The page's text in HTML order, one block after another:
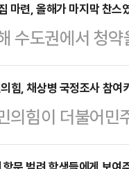
일 공식 인스타
물을 게재했다
상에 참석해 혼
델 문가비와의
다. 이후 사생활
비난 여론이 형
마련, 올해가 마지막 찬
수도권에서 청
산)가 몰린 것으
로또 청약, 얼죽
물리면서 청약
월 27일까지 청
힘, 채상병 국정조사 참
의힘이 더불어민
국정조사에 참